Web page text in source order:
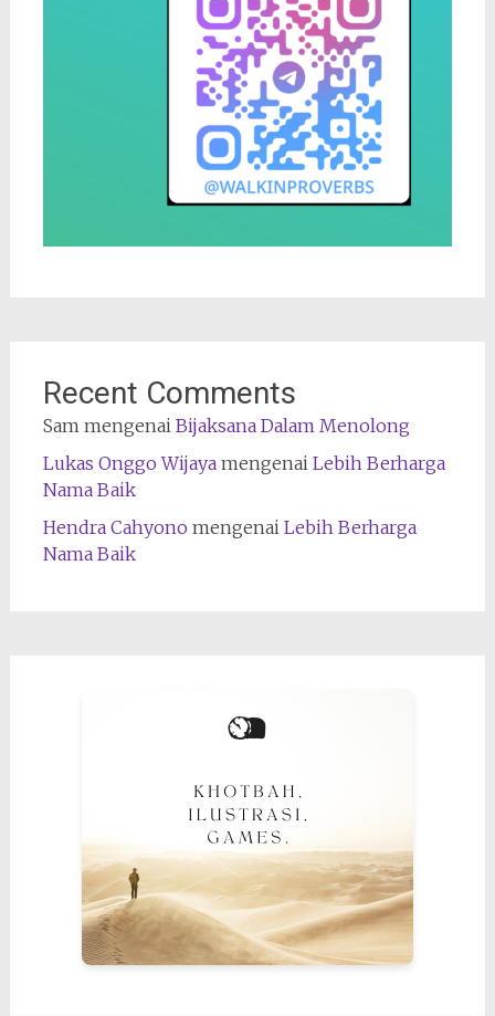
Recent Comments
Sammengenai Bijaksana Dalam Menolong
Lukas Onggo Wijayamengenai Lebih Berharga
Nama Baik
Hendra Cahyono mengenai Lebih Berharga
Nama Baik